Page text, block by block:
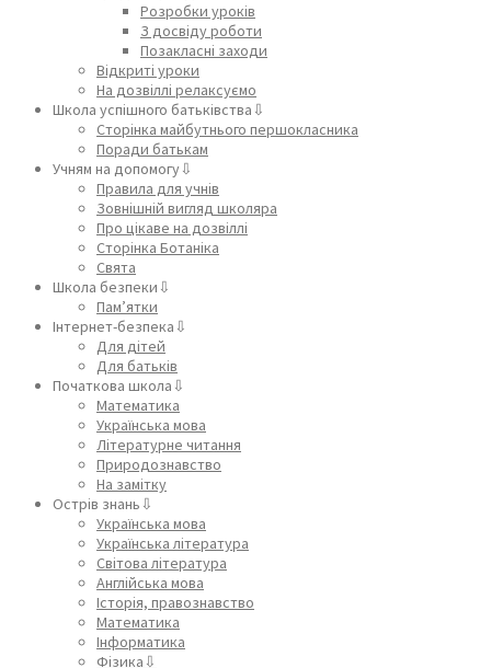
Розробки уроків
З досвіду роботи
Позакласні заходи
Відкриті уроки
На дозвіллі релаксуємо
Школа успішного батьківства⇩
Сторінка майбутнього першокласника
Поради батькам
Учням на допомогу⇩
Правила для учнів
Зовнішній вигляд школяра
Про цікаве на дозвіллі
Сторінка Ботаніка
Свята
Школа безпеки⇩
Пам’ятки
Інтернет-безпека⇩
Для дітей
Для батьків
Початкова школа⇩
Математика
Українська мова
Літературне читання
Природознавство
На замітку
Острів знань⇩
Українська мова
Українська література
Світова література
Англійська мова
Історія, правознавство
Математика
Інформатика
Фізика⇩